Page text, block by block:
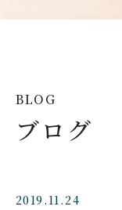
BLOG
ブログ
2019.11.24